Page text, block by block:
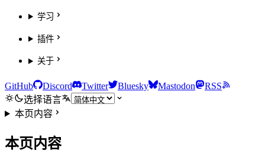
学习
插件
关于
GitHub Discord Twitter Bluesky Mastodon
RSS
选择语言
本页内容
本页内容